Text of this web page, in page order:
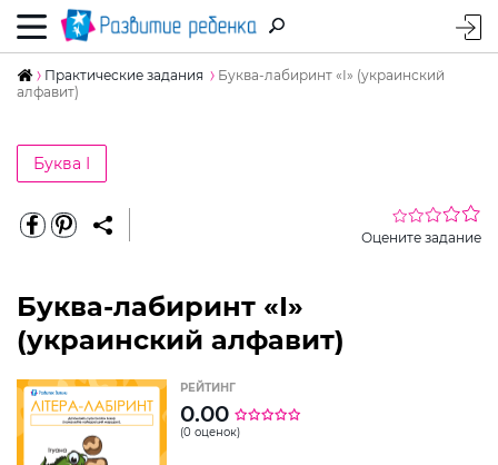
Практические задания
Буква-лабиринт «І» (украинский
алфавит)
Буква І
Оцените задание
Буква-лабиринт «І»
(украинский алфавит)
РЕЙТИНГ
0.00
(0 оценок)